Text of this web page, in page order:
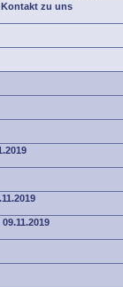
zu uns